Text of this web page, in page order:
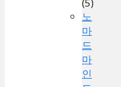
(5)
노
마
드
마
인